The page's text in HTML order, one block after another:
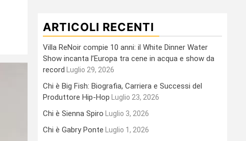
ARTICOLI RECENTI
Villa ReNoir compie 10 anni: il White Dinner Water
Show incanta l’Europa tra cene in acqua e show da
record
Luglio 29, 2026
Chi è Big Fish: Biografia, Carriera e Successi del
Produttore Hip-Hop
Luglio 23, 2026
Chi è Sienna Spiro Luglio 3, 2026
Chi è Gabry Ponte Luglio 1, 2026